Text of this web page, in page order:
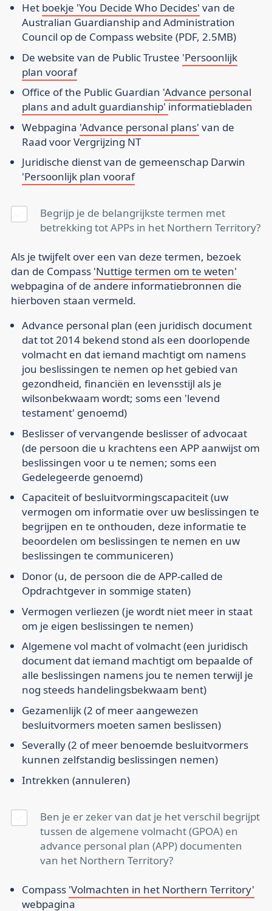
Het boekje 'You Decide Who Decides' van de
Australian Guardianship and Administration
Council op de Compass website (PDF, 2.5MB)
De website van de Public Trustee 'Persoonlijk
plan vooraf
Office of the Public Guardian 'Advance personal
plans and adult guardianship' informatiebladen
Webpagina 'Advance personal plans' van de
Raad voor Vergrijzing NT
Juridische dienst van de gemeenschap Darwin
'Persoonlijk plan vooraf
Begrijp je de belangrijkste termen met
betrekking tot APPs in het Northern Territory?
Als je twijfelt over een van deze termen, bezoek
dan de Compass 'Nuttige termen om te weten'
webpagina of de andere informatiebronnen die
hierboven staan vermeld.
Advance personal plan (een juridisch document
dat tot 2014 bekend stond als een doorlopende
volmacht en dat iemand machtigt om namens
jou beslissingen te nemen op het gebied van
gezondheid, financiën en levensstijl als je
wilsonbekwaam wordt; soms een 'levend
testament' genoemd)
Beslisser ofvervangende beslisser ofadvocaat
(de persoon die u krachtens een APP aanwijst om
beslissingen voor u te nemen; soms een
Gedelegeerde genoemd)
Capaciteit ofbesluitvormingscapaciteit(uw
vermogen om informatie over uw beslissingen te
begrijpen en te onthouden, deze informatie te
beoordelen om beslissingen te nemen en uw
beslissingen te communiceren)
Donor(u, de persoon die de APP-called de
Opdrachtgever in sommige staten)
Vermogen verliezen (je wordt niet meer in staat
om je eigen beslissingen te nemen)
Algemene vol macht ofvolmacht(een juridisch
document dat iemand machtigt om bepaalde of
alle beslissingen namens jou te nemen terwijl je
nog steeds handelingsbekwaam bent)
Gezamenlijk(2 of meer aangewezen
besluitvormers moeten samen beslissen)
Severally(2 of meer benoemde besluitvormers
kunnen zelfstandig beslissingen nemen)
Intrekken (annuleren)
Ben je er zeker van dat je het verschil begrijpt
tussen de algemene volmacht (GPOA) en
advance personal plan (APP) documenten
van het Northern Territory?
Compass 'Volmachten in het Northern Territory'
webpagina